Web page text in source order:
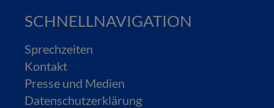
SCHNELLNAVIGATION
Sprechzeiten
Kontakt
Presse und Medien
Datenschutzerklärung